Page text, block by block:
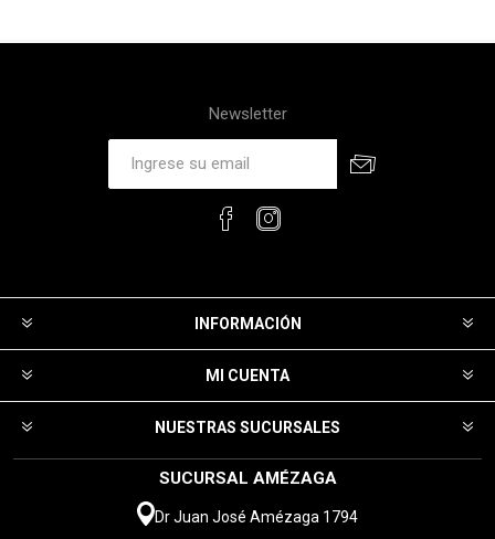
Newsletter
INFORMACIÓN
MI CUENTA
NUESTRAS SUCURSALES
SUCURSAL AMÉZAGA
Dr Juan José Amézaga 1794